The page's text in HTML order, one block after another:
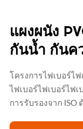
แผงผนัง
กันน้ำ กันค
โครงการไฟเบอร์ไฟ
ไฟเบอร์ไฟเบอร์ไฟ
การรับรองจาก ISO